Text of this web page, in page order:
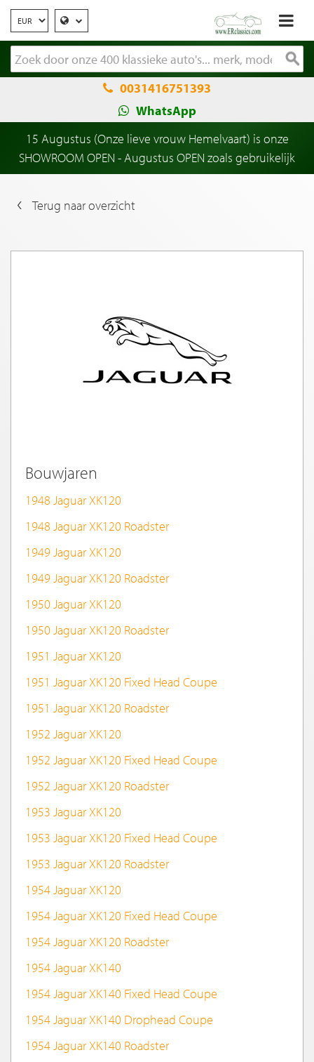
0031416751393
WhatsApp
15 Augustus (Onze lieve vrouw Hemelvaart) is onze
SHOWROOM OPEN - Augustus OPEN zoals gebruikelijk
Terug naar overzicht
Bouwjaren
1948 Jaguar XK120
1948 Jaguar XK120 Roadster
1949 Jaguar XK120
1949 Jaguar XK120 Roadster
1950 Jaguar XK120
1950 Jaguar XK120 Roadster
1951 Jaguar XK120
1951 Jaguar XK120 Fixed Head Coupe
1951 Jaguar XK120 Roadster
1952 Jaguar XK120
1952 Jaguar XK120 Fixed Head Coupe
1952 Jaguar XK120 Roadster
1953 Jaguar XK120
1953 Jaguar XK120 Fixed Head Coupe
1953 Jaguar XK120 Roadster
1954 Jaguar XK120
1954 Jaguar XK120 Fixed Head Coupe
1954 Jaguar XK120 Roadster
1954 Jaguar XK140
1954 Jaguar XK140 Fixed Head Coupe
1954 Jaguar XK140 Drophead Coupe
1954 Jaguar XK140 Roadster